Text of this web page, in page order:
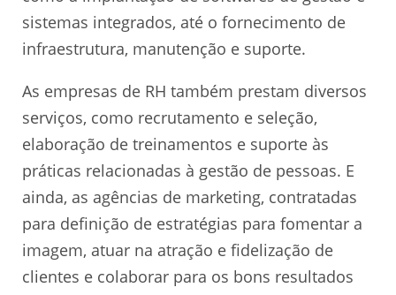
sistemas integrados, até o fornecimento de
infraestrutura, manutenção e suporte.
As empresas de RH também prestam diversos
serviços, como recrutamento e seleção,
elaboração de treinamentos e suporte às
práticas relacionadas à gestão de pessoas. E
ainda, as agências de marketing, contratadas
para definição de estratégias para fomentar a
imagem, atuar na atração e fidelização de
clientes e colaborar para os bons resultados